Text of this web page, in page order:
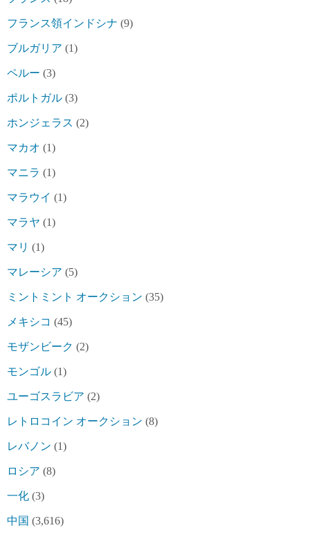
フランス領インドシナ (9)
ブルガリア (1)
ペルー (3)
ポルトガル (3)
ホンジェラス (2)
マカオ (1)
マニラ (1)
マラウイ (1)
マラヤ (1)
マリ (1)
マレーシア (5)
ミントミント オークション (35)
メキシコ (45)
モザンビーク (2)
モンゴル (1)
ユーゴスラビア (2)
レトロコイン オークション (8)
レバノン (1)
ロシア (8)
一化 (3)
中国 (3,616)